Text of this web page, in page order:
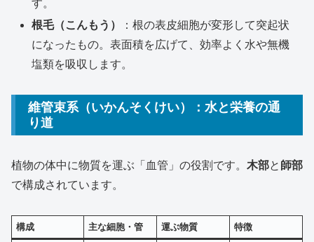
す。
根毛（こんもう）
：根の表皮細胞が変形して突起状
になったもの。表面積を広げて、効率よく水や無機
塩類を吸収します。
維管束系（いかんそくけい）：水と栄養の通
り道
植物の体中に物質を運ぶ「血管」の役割です。 木部と 師部
で構成されています。
構成 主な細胞・管 運ぶ物質 特徴